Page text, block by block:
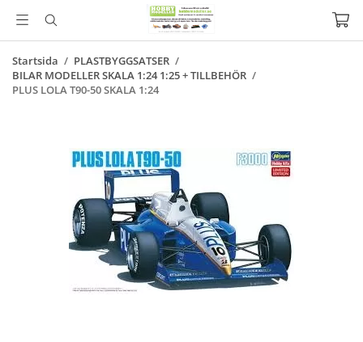
Startsida / PLASTBYGGSATSER /
BILAR MODELLER SKALA 1:24 1:25 + TILLBEHÖR /
PLUS LOLA T90-50 SKALA 1:24